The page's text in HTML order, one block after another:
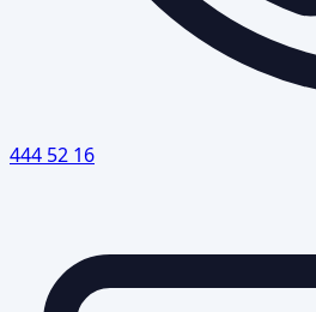
444 52 16